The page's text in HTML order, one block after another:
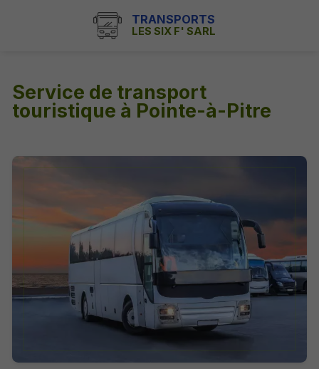
TRANSPORTS
LES SIX F' SARL
Service de transport
touristique à Pointe-à-Pitre